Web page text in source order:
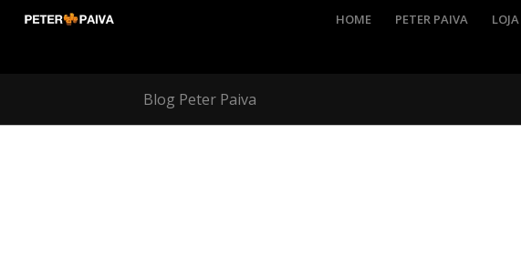
HOME PETER PAIVA
Blog Peter Paiva